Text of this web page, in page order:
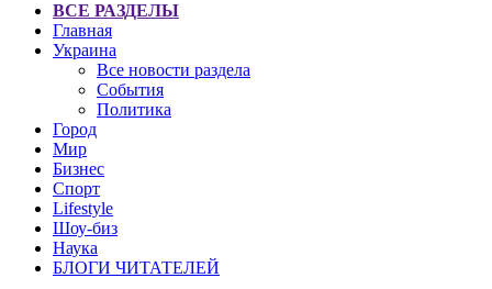
ВСЕ РАЗДЕЛЫ
Главная
Украина
Все новости раздела
События
Политика
Город
Мир
Бизнес
Спорт
Lifestyle
Шоу-биз
Наука
БЛОГИ ЧИТАТЕЛЕЙ